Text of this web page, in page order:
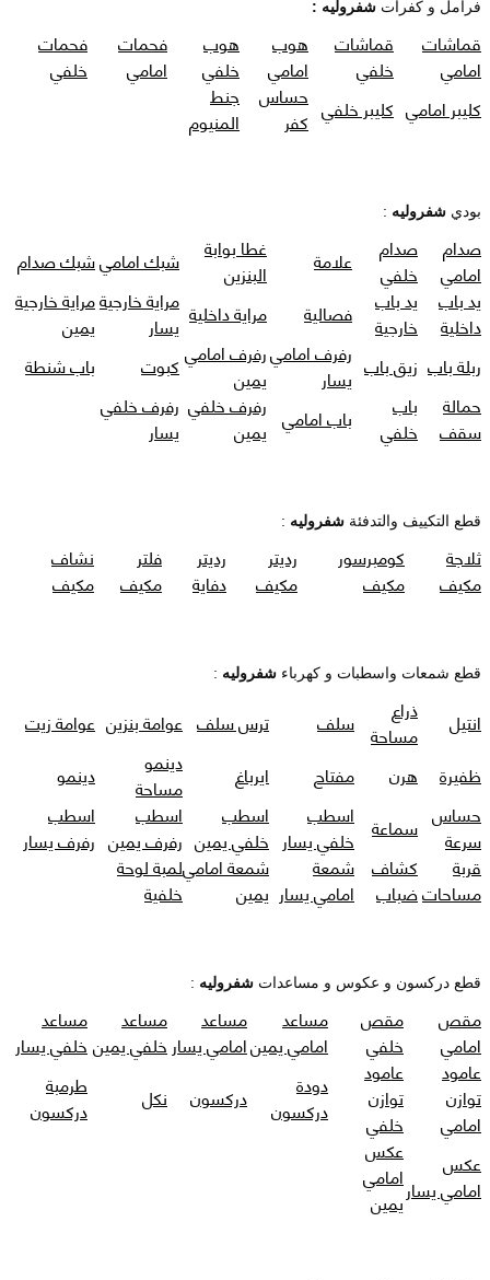
فرامل و كفرات شفروليه :
قماشات
امامي
قماشات
خلفي
هوب
امامي
هوب
خلفي
فحمات
امامي
فحمات
خلفي
كليبر امامي كليبر خلفي حساس
كفر
جنط
المنيوم
بودي شفروليه :
صدام
امامي
صدام
خلفي
علامة
غطا بوابة
البنزين
شبك اماميشبك صدام
يد باب
داخلية
يد باب
خارجية
فصالية مراية داخلية مراية خارجية
يسار
مراية خارجية
يمين
ربلة باب زيق باب رفرف امامي
يسار
رفرف امامي
يمين
كبوت
باب شنطة
حمالة
سقف
باب
خلفي
باب امامي رفرف خلفي
يمين
رفرف خلفي
يسار
قطع التكييف والتدفئة شفروليه :
ثلاجة
مكيف
كومبرسور
مكيف
رديتر
مكيف
رديتر
دفاية
فلتر
مكيف
نشاف
مكيف
قطع شمعات واسطبات و كهرباء شفروليه :
انتيل
ذراع
مساحة سلف ترس سلف عوامة بنزين عوامة زيت
ظفيرة
هرن مفتاح ايرباغ
دينمو
مساحة
دينمو
حساس
سرعة
سماعة اسطب
خلفي يسار
اسطب
خلفي يمين
اسطب
رفرف يمين
اسطب
رفرف يسار
قربة
مساحات
كشاف
ضباب
شمعة
امامي يسار
شمعة امامي
يمين
لمبة لوحة
خلفية
قطع دركسون و عكوس و مساعدات شفروليه :
مقص
امامي
مقص
خلفي
مساعد
امامي يمين
مساعد
امامي يسار
مساعد
خلفي يمين
مساعد
خلفي يسار
عامود
توازن
امامي
عامود
توازن
خلفي
دودة
دركسون
دركسون نكل
طرمبة
دركسون
عكس
امامي يسار
عكس
امامي
يمين